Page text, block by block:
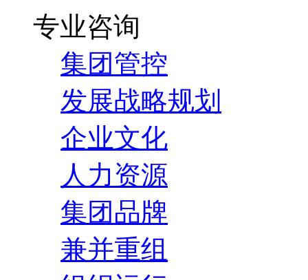
专业咨询
集团管控
发展战略规划
企业文化
人力资源
集团品牌
兼并重组